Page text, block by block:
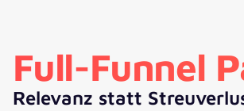
Full-Funnel
Relevanz statt